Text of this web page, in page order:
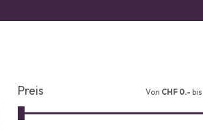
Preis Von CHF 0.- bis